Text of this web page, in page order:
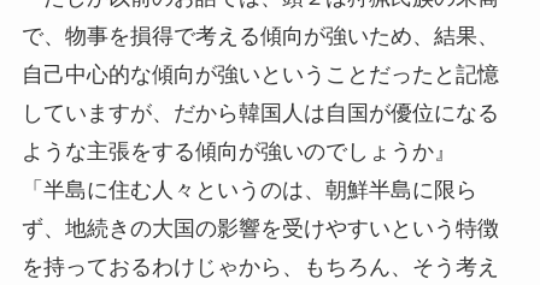
で、物事を損得で考える傾向が強いため、結果、
自己中心的な傾向が強いということだったと記憶
していますが、だから韓国人は自国が優位になる
ような主張をする傾向が強いのでしょうか』
「半島に住む人々というのは、朝鮮半島に限ら
ず、地続きの大国の影響を受けやすいという特徴
を持っておるわけじゃから、もちろん、そう考え